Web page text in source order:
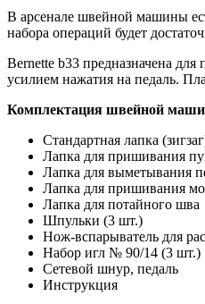
В арсенале швейной машины
набора операций будет
Bernette b33 предназначена
усилием нажатия на педаль.
Комплектация швейной
Стандартная лапка
Лапка для пришивания
Лапка для выметывания
Лапка для пришивания
Лапка для потайного шва
Шпульки (3 шт.)
Нож-вспарыватель для
Набор игл № 90/14 (3 шт.)
Сетевой шнур, педаль
Инструкция